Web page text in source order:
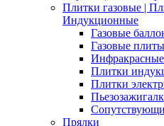
Плитки газовые |
Индукционные
Газовые
Газовые
Плитки
Плитки
Прялки